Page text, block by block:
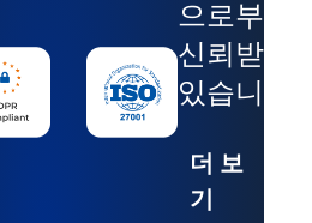
으로부터
신뢰받고
있습니다.
더 보
기